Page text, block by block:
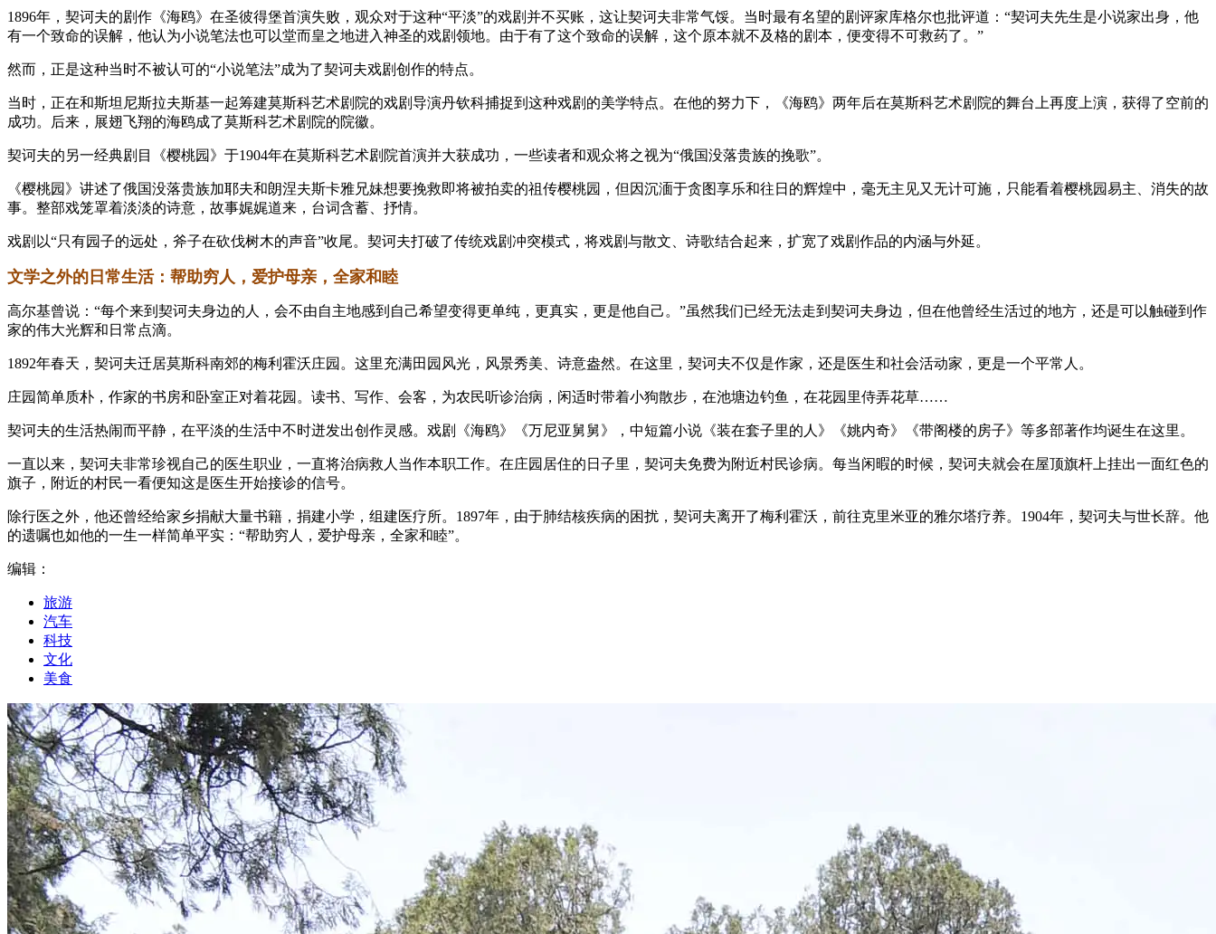
1896年，契诃夫的剧作《海鸥》在圣彼得堡首演失败，观众对于这种“平淡”的戏剧并不买账，这让契诃夫非常气馁。当时最有名望的剧评家库格尔也批评道：“契诃夫先生是小说家出身，他
有一个致命的误解，他认为小说笔法也可以堂而皇之地进入神圣的戏剧领地。由于有了这个致命的误解，这个原本就不及格的剧本，便变得不可救药了。”
然而，正是这种当时不被认可的“小说笔法”成为了契诃夫戏剧创作的特点。
当时，正在和斯坦尼斯拉夫斯基一起筹建莫斯科艺术剧院的戏剧导演丹钦科捕捉到这种戏剧的美学特点。在他的努力下，《海鸥》两年后在莫斯科艺术剧院的舞台上再度上演，获得了空前的
成功。后来，展翅飞翔的海鸥成了莫斯科艺术剧院的院徽。
契诃夫的另一经典剧目《樱桃园》于1904年在莫斯科艺术剧院首演并大获成功，一些读者和观众将之视为“俄国没落贵族的挽歌”。
《樱桃园》讲述了俄国没落贵族加耶夫和朗涅夫斯卡雅兄妹想要挽救即将被拍卖的祖传樱桃园，但因沉湎于贪图享乐和往日的辉煌中，毫无主见又无计可施，只能看着樱桃园易主、消失的故
事。整部戏笼罩着淡淡的诗意，故事娓娓道来，台词含蓄、抒情。
戏剧以“只有园子的远处，斧子在砍伐树木的声音”收尾。契诃夫打破了传统戏剧冲突模式，将戏剧与散文、诗歌结合起来，扩宽了戏剧作品的内涵与外延。
文学之外的日常生活：帮助穷人，爱护母亲，全家和睦
高尔基曾说：“每个来到契诃夫身边的人，会不由自主地感到自己希望变得更单纯，更真实，更是他自己。”虽然我们已经无法走到契诃夫身边，但在他曾经生活过的地方，还是可以触碰到作
家的伟大光辉和日常点滴。
1892年春天，契诃夫迁居莫斯科南郊的梅利霍沃庄园。这里充满田园风光，风景秀美、诗意盎然。在这里，契诃夫不仅是作家，还是医生和社会活动家，更是一个平常人。
庄园简单质朴，作家的书房和卧室正对着花园。读书、写作、会客，为农民听诊治病，闲适时带着小狗散步，在池塘边钓鱼，在花园里侍弄花草……
契诃夫的生活热闹而平静，在平淡的生活中不时迸发出创作灵感。戏剧《海鸥》《万尼亚舅舅》，中短篇小说《装在套子里的人》《姚内奇》《带阁楼的房子》等多部著作均诞生在这里。
一直以来，契诃夫非常珍视自己的医生职业，一直将治病救人当作本职工作。在庄园居住的日子里，契诃夫免费为附近村民诊病。每当闲暇的时候，契诃夫就会在屋顶旗杆上挂出一面红色的
旗子，附近的村民一看便知这是医生开始接诊的信号。
除行医之外，他还曾经给家乡捐献大量书籍，捐建小学，组建医疗所。1897年，由于肺结核疾病的困扰，契诃夫离开了梅利霍沃，前往克里米亚的雅尔塔疗养。1904年，契诃夫与世长辞。他
的遗嘱也如他的一生一样简单平实：“帮助穷人，爱护母亲，全家和睦”。
编辑：
旅游
汽车
科技
文化
美食